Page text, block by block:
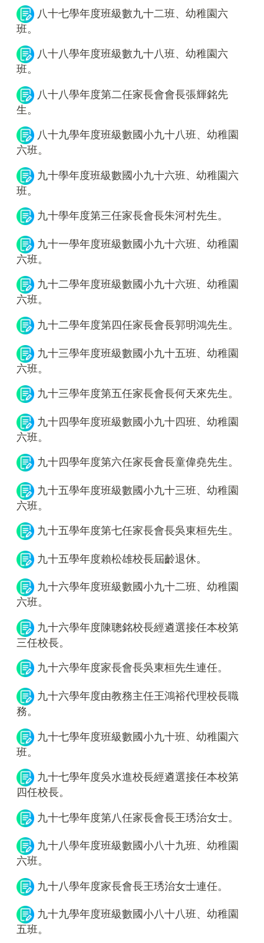
八十七學年度班級數九十二班、幼稚園六
班。
八十八學年度班級數九十八班、幼稚園六
班。
八十八學年度第二任家長會會長張輝銘先
生。
八十九學年度班級數國小九十八班、幼稚園
六班。
九十學年度班級數國小九十六班、幼稚園六
班。
九十學年度第三任家長會長朱河村先生。
九十一學年度班級數國小九十六班、幼稚園
六班。
九十二學年度班級數國小九十六班、幼稚園
六班。
九十二學年度第四任家長會長郭明鴻先生。
九十三學年度班級數國小九十五班、幼稚園
六班。
九十三學年度第五任家長會長何天來先生。
九十四學年度班級數國小九十四班、幼稚園
六班。
九十四學年度第六任家長會長童偉堯先生。
九十五學年度班級數國小九十三班、幼稚園
六班。
九十五學年度第七任家長會長吳東桓先生。
九十五學年度賴松雄校長屆齡退休。
九十六學年度班級數國小九十二班、幼稚園
六班。
九十六學年度陳聰銘校長經遴選接任本校第
三任校長。
九十六學年度家長會長吳東桓先生連任。
九十六學年度由教務主任王鴻裕代理校長職
務。
九十七學年度班級數國小九十班、幼稚園六
班。
九十七學年度吳水進校長經遴選接任本校第
四任校長。
九十七學年度第八任家長會長王琇治女士。
九十八學年度班級數國小八十九班、幼稚園
六班。
九十八學年度家長會長王琇治女士連任。
九十九學年度班級數國小八十八班、幼稚園
五班。